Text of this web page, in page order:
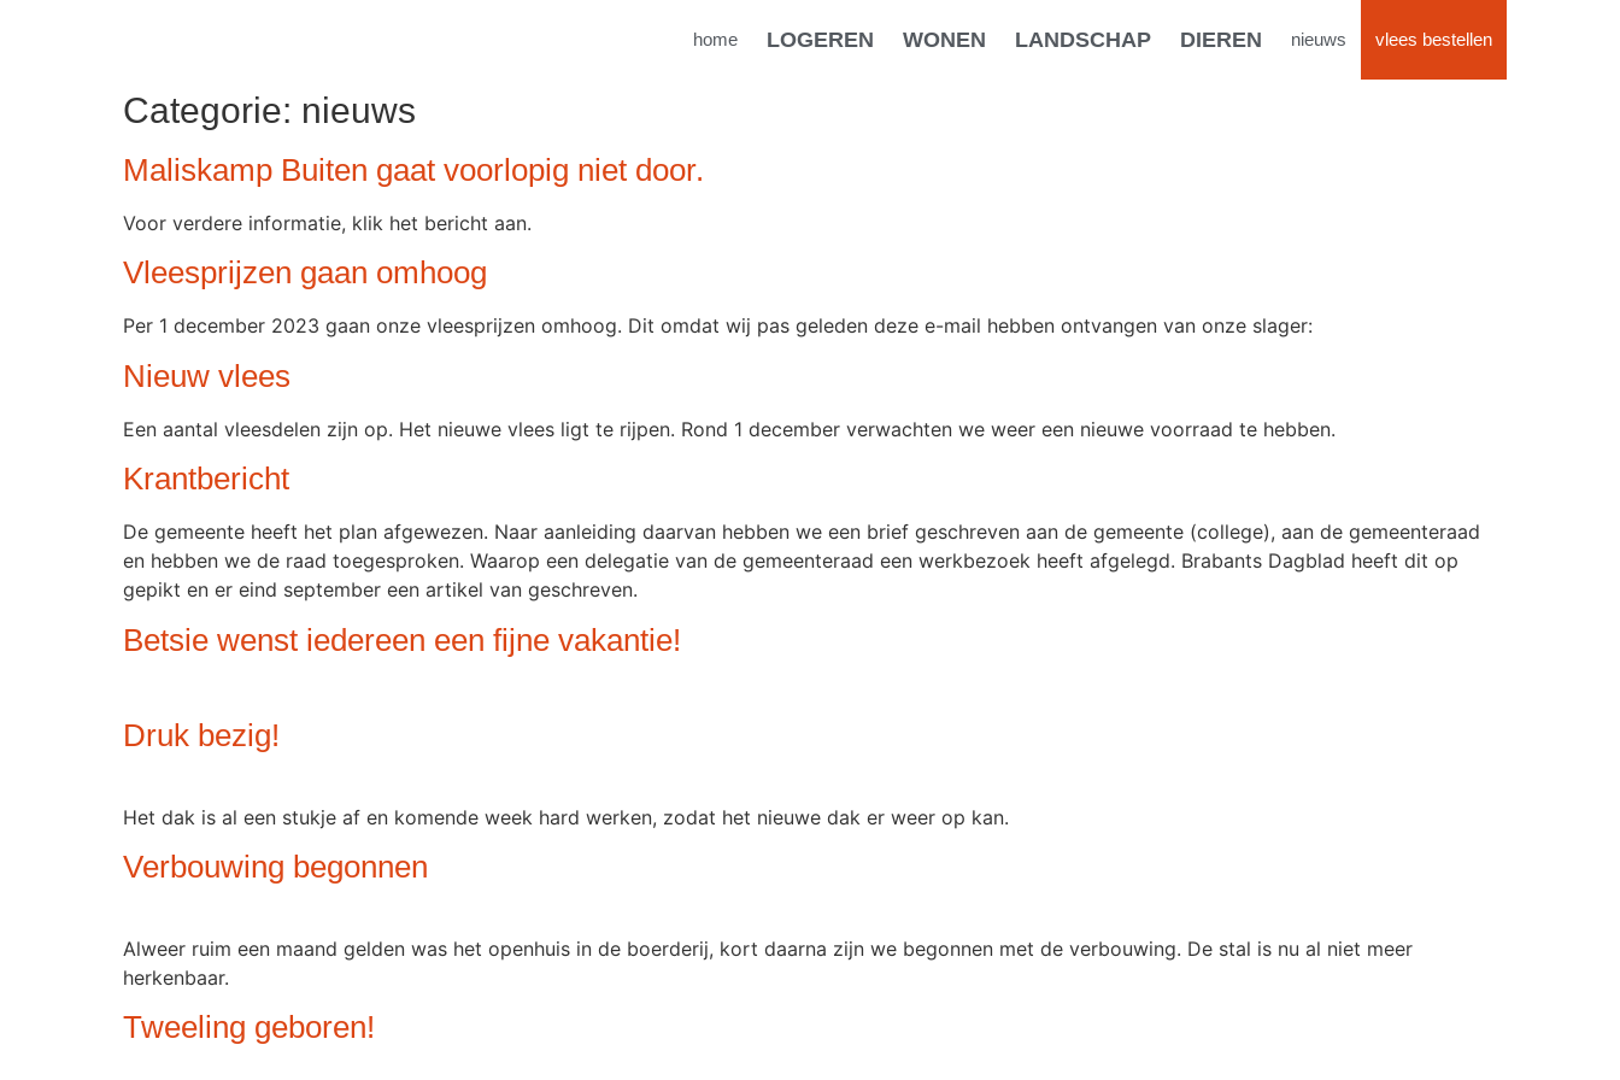
home LOGEREN WONEN LANDSCHAP DIEREN nieuws vlees bestellen
Categorie: nieuws
Maliskamp Buiten gaat voorlopig niet door.
Voor verdere informatie, klik het bericht aan.
Vleesprijzen gaan omhoog
Per 1 december 2023 gaan onze vleesprijzen omhoog. Dit omdat wij pas geleden deze e-mail hebben ontvangen van onze slager:
Nieuw vlees
Een aantal vleesdelen zijn op. Het nieuwe vlees ligt te rijpen. Rond 1 december verwachten we weer een nieuwe voorraad te hebben.
Krantbericht
De gemeente heeft het plan afgewezen. Naar aanleiding daarvan hebben we een brief geschreven aan de gemeente (college), aan de gemeenteraad
en hebben we de raad toegesproken. Waarop een delegatie van de gemeenteraad een werkbezoek heeft afgelegd. Brabants Dagblad heeft dit op
gepikt en er eind september een artikel van geschreven.
Betsie wenst iedereen een fijne vakantie!
Druk bezig!
Het dak is al een stukje af en komende week hard werken, zodat het nieuwe dak er weer op kan.
Verbouwing begonnen
Alweer ruim een maand gelden was het openhuis in de boerderij, kort daarna zijn we begonnen met de verbouwing. De stal is nu al niet meer
herkenbaar.
Tweeling geboren!